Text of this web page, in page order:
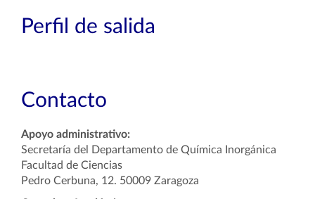
Perfil de salida
Contacto
Apoyo administrativo:
Secretaría del Departamento de Química Inorgánica
Facultad de Ciencias
Pedro Cerbuna, 12. 50009 Zaragoza